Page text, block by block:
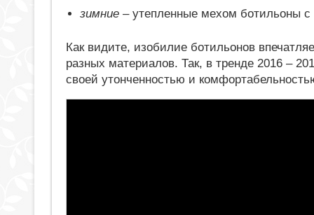
зимние – утепленные мехом ботильоны
Как видите, изобилие ботильонов
разных материалов. Так, в тренде 2016 –
своей утонченностью и